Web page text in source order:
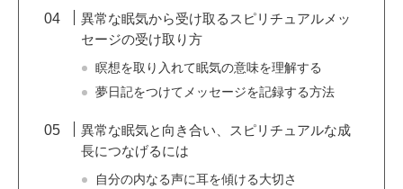
異常な眠気から受け取るスピリチュアルメッ
セージの受け取り方
瞑想を取り入れて眠気の意味を理解する
夢日記をつけてメッセージを記録する方法
異常な眠気と向き合い、スピリチュアルな成
長につなげるには
自分の内なる声に耳を傾ける大切さ